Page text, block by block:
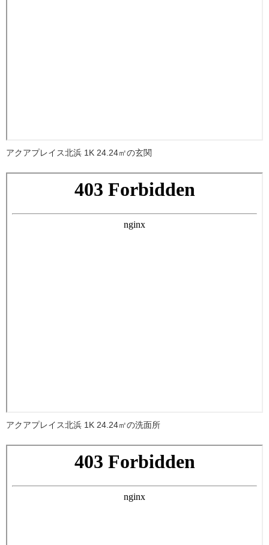
アクアプレイス北浜 1K 24.24㎡の玄関
アクアプレイス北浜 1K 24.24㎡の洗面所